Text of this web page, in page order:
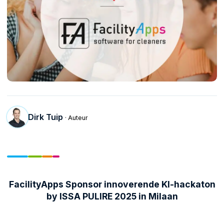
Dirk Tuip · Auteur
FacilityApps Sponsor innoverende KI-hackaton
by ISSA PULIRE 2025 in Milaan